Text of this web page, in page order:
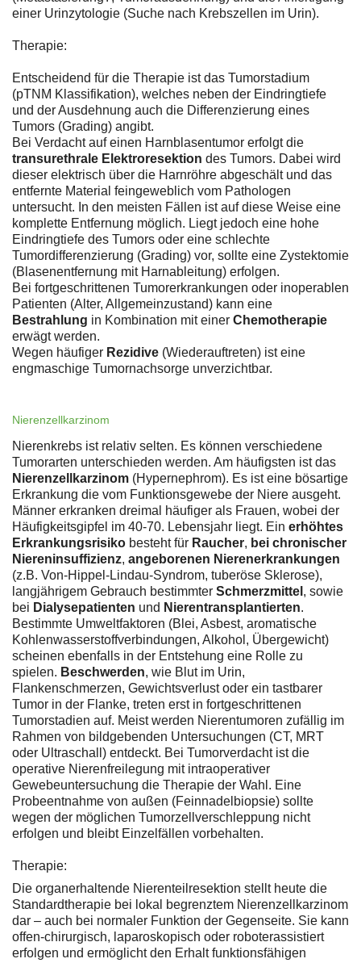
einer Urinzytologie (Suche nach Krebszellen im Urin).
Therapie:
Entscheidend für die Therapie ist das Tumorstadium
(pTNM Klassifikation), welches neben der Eindringtiefe
und der Ausdehnung auch die Differenzierung eines
Tumors (Grading) angibt.
Bei Verdacht auf einen Harnblasentumor erfolgt die
transurethrale Elektroresektion des Tumors. Dabei wird
dieser elektrisch über die Harnröhre abgeschält und das
entfernte Material feingeweblich vom Pathologen
untersucht. In den meisten Fällen ist auf diese Weise eine
komplette Entfernung möglich. Liegt jedoch eine hohe
Eindringtiefe des Tumors oder eine schlechte
Tumordifferenzierung (Grading) vor, sollte eine Zystektomie
(Blasenentfernung mit Harnableitung) erfolgen.
Bei fortgeschrittenen Tumorerkrankungen oder inoperablen
Patienten (Alter, Allgemeinzustand) kann eine
Bestrahlung in Kombination mit einer Chemotherapie
erwägt werden.
Wegen häufiger Rezidive (Wiederauftreten) ist eine
engmaschige Tumornachsorge unverzichtbar.
Nierenzellkarzinom
Nierenkrebs ist relativ selten. Es können verschiedene
Tumorarten unterschieden werden. Am häufigsten ist das
Nierenzellkarzinom (Hypernephrom). Es ist eine bösartige
Erkrankung die vom Funktionsgewebe der Niere ausgeht.
Männer erkranken dreimal häufiger als Frauen, wobei der
Häufigkeitsgipfel im 40-70. Lebensjahr liegt. Ein erhöhtes
Erkrankungsrisiko besteht für Raucher, bei chronischer
Niereninsuffizienz, angeborenen Nierenerkrankungen
(z.B. Von-Hippel-Lindau-Syndrom, tuberöse Sklerose),
langjährigem Gebrauch bestimmter Schmerzmittel , sowie
bei Dialysepatienten und Nierentransplantierten.
Bestimmte Umweltfaktoren (Blei, Asbest, aromatische
Kohlenwasserstoffverbindungen, Alkohol, Übergewicht)
scheinen ebenfalls in der Entstehung eine Rolle zu
spielen. Beschwerden, wie Blut im Urin,
Flankenschmerzen, Gewichtsverlust oder ein tastbarer
Tumor in der Flanke, treten erst in fortgeschrittenen
Tumorstadien auf. Meist werden Nierentumoren zufällig im
Rahmen von bildgebenden Untersuchungen (CT, MRT
oder Ultraschall) entdeckt. Bei Tumorverdacht ist die
operative Nierenfreilegung mit intraoperativer
Gewebeuntersuchung die Therapie der Wahl. Eine
Probeentnahme von außen (Feinnadelbiopsie) sollte
wegen der möglichen Tumorzellverschleppung nicht
erfolgen und bleibt Einzelfällen vorbehalten.
Therapie:
Die organerhaltende Nierenteilresektion stellt heute die
Standardtherapie bei lokal begrenztem Nierenzellkarzinom
dar – auch bei normaler Funktion der Gegenseite. Sie kann
offen-chirurgisch, laparoskopisch oder roboterassistiert
erfolgen und ermöglicht den Erhalt funktionsfähigen